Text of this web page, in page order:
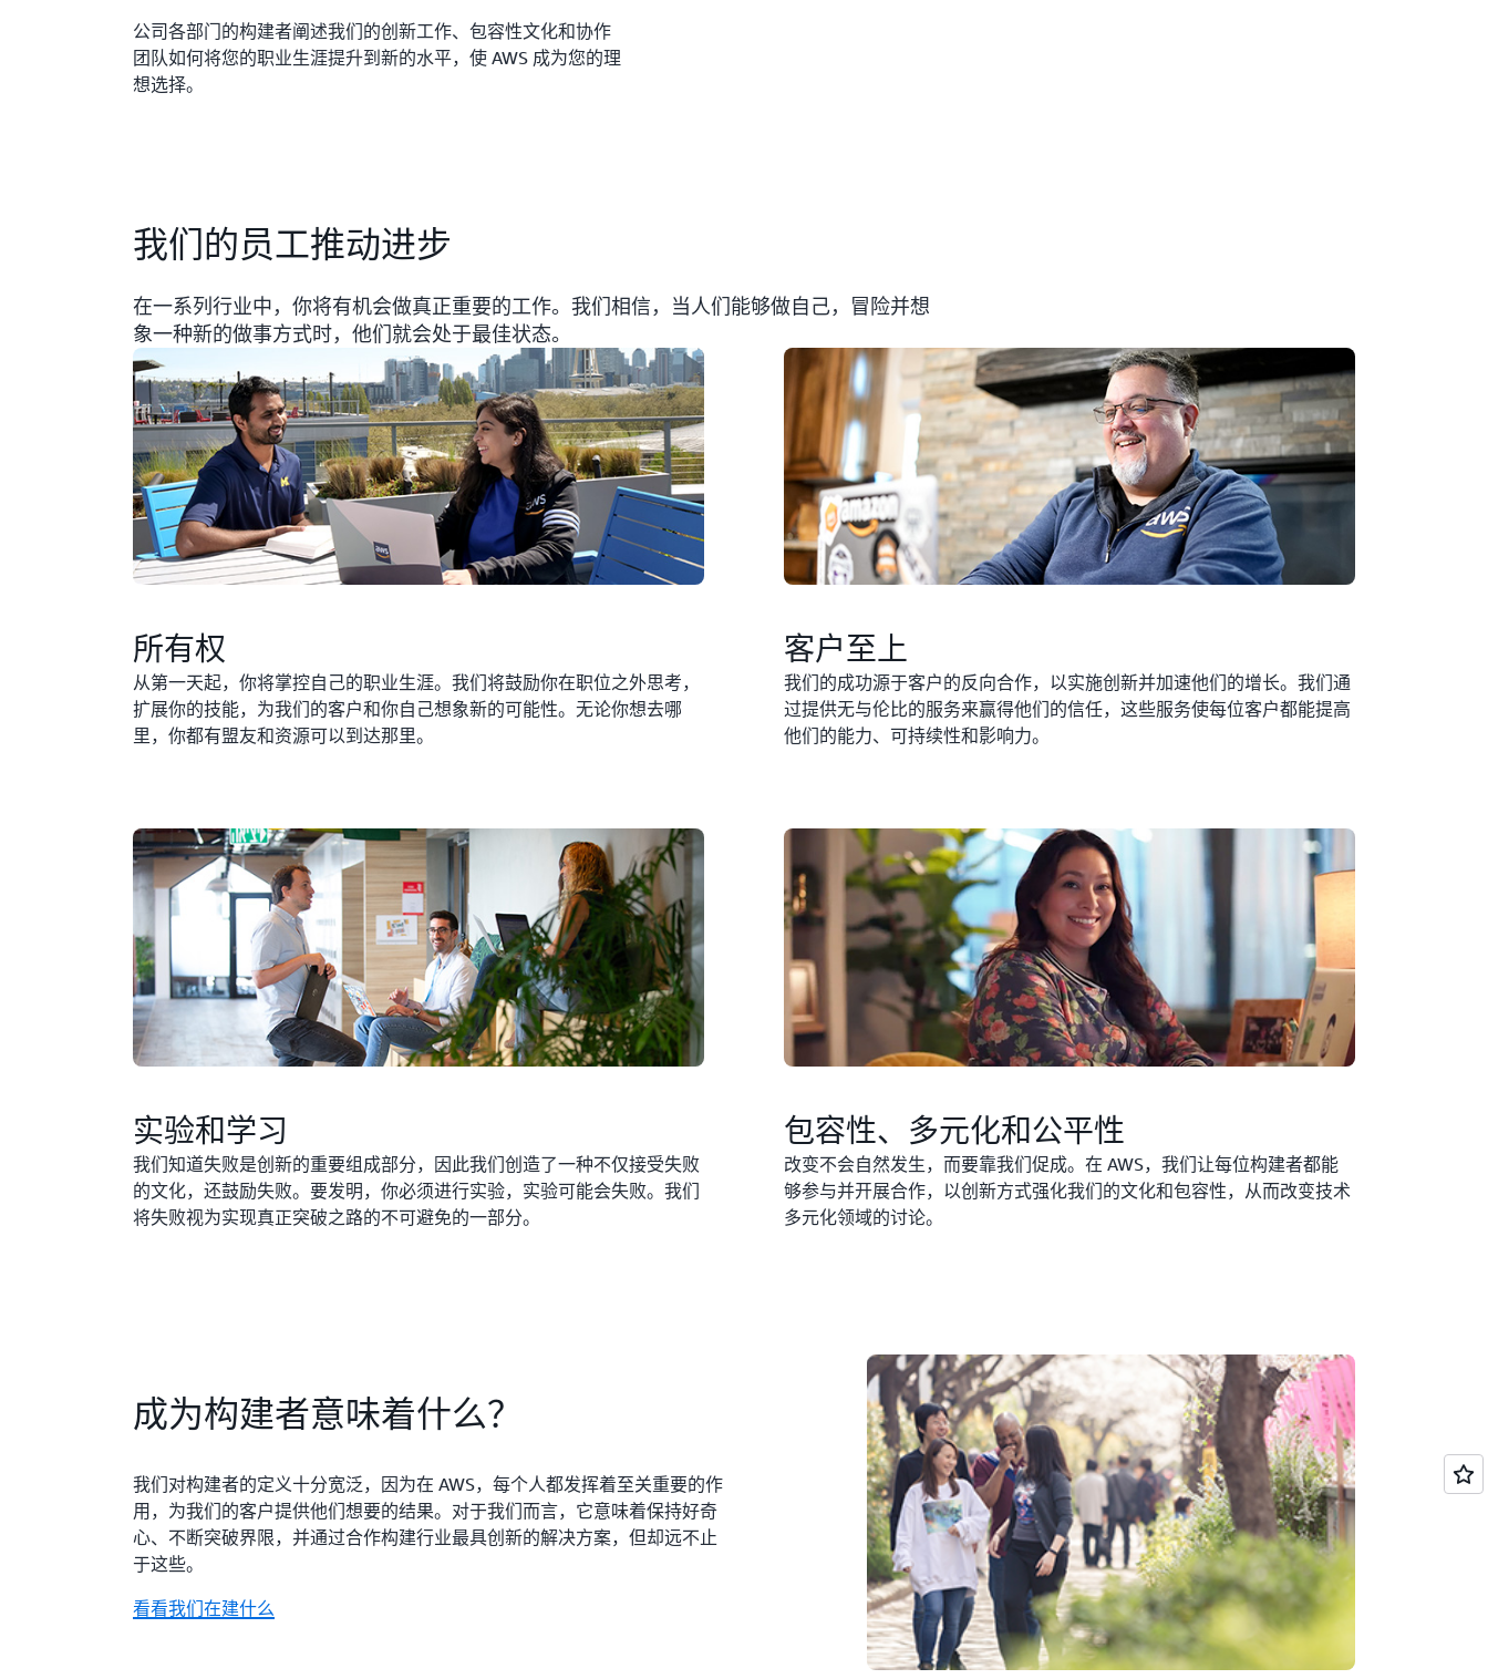
公司各部门的构建者阐述我们的创新工作、包容性文化和协作
团队如何将您的职业生涯提升到新的水平，使 AWS 成为您的理
想选择。
我们的员工推动进步
在一系列行业中，你将有机会做真正重要的工作。我们相信，当人们能够做自己，冒险并想
象一种新的做事方式时，他们就会处于最佳状态。
所有权
从第一天起，你将掌控自己的职业生涯。我们将鼓励你在职位之外思考，
扩展你的技能，为我们的客户和你自己想象新的可能性。无论你想去哪
里，你都有盟友和资源可以到达那里。
客户至上
我们的成功源于客户的反向合作，以实施创新并加速他们的增长。我们通
过提供无与伦比的服务来赢得他们的信任，这些服务使每位客户都能提高
他们的能力、可持续性和影响力。
实验和学习
我们知道失败是创新的重要组成部分，因此我们创造了一种不仅接受失败
的文化，还鼓励失败。要发明，你必须进行实验，实验可能会失败。我们
将失败视为实现真正突破之路的不可避免的一部分。
包容性、多元化和公平性
改变不会自然发生，而要靠我们促成。在 AWS，我们让每位构建者都能
够参与并开展合作，以创新方式强化我们的文化和包容性，从而改变技术
多元化领域的讨论。
成为构建者意味着什么？
我们对构建者的定义十分宽泛，因为在 AWS，每个人都发挥着至关重要的作
用，为我们的客户提供他们想要的结果。对于我们而言，它意味着保持好奇
心、不断突破界限，并通过合作构建行业最具创新的解决方案，但却远不止
于这些。
看看我们在建什么